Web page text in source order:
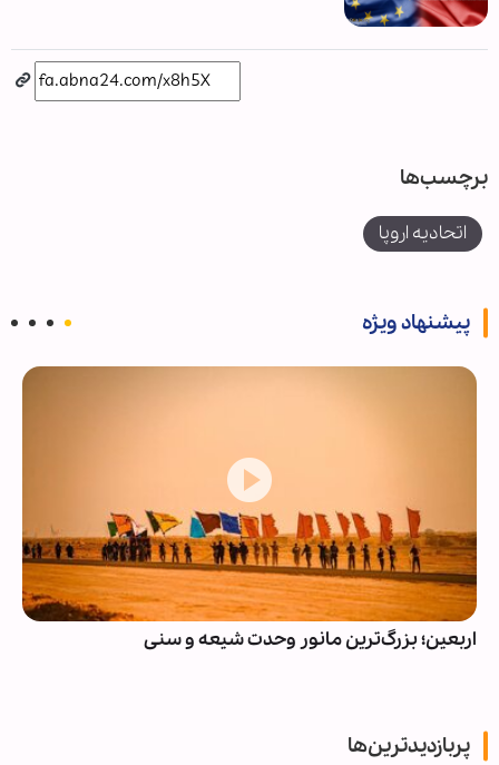
برچسب‌ها
اتحادیه اروپا
پیشنهاد ویژه
اربعین؛ بزرگ‌ترین مانور وحدت شیعه و سنی
پربازدیدترین‌ها